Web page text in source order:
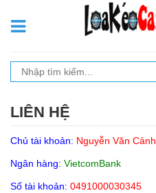
LIÊN HỆ
Chủ tài khoản: Nguyễn Văn Cảnh
Ngân hàng: VietcomBank
Số tài khoản: 0491000030345